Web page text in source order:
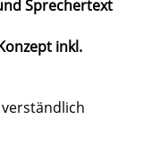
Sprechertext
inkl.